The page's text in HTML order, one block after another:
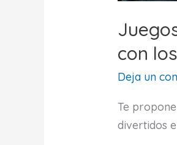
con
Deja un
Te
divertidos